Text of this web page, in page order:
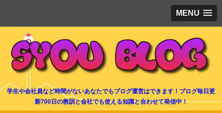
MENU
学生や会社員など時間がないあなたでもブログ運営はできます！ブログ毎日更
新700日の教訓と会社でも使える知識と合わせて発信中！